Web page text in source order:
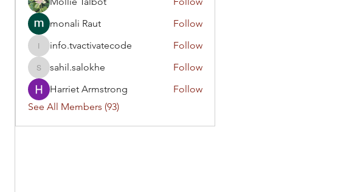
monali Raut
Follow
info.tvactivatecode
info.tvactivatecode Follow
sahil.salokhe
sahil.salokhe
Follow
Harriet Armstrong
Follow
See All Members (93)